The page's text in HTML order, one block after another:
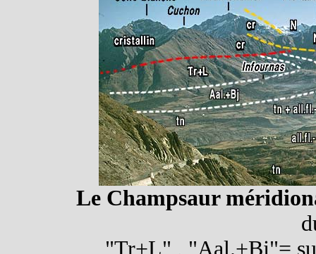
Le Champsaur
"Tr+L" , "Aal.+Bj"=